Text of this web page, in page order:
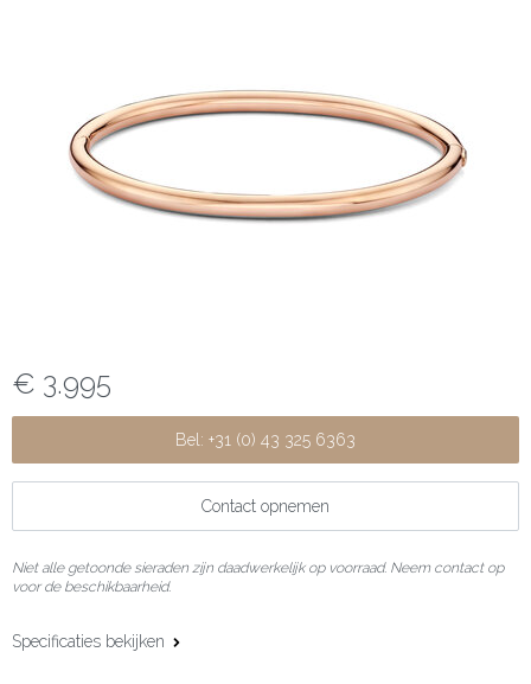
€ 3.995
Bel: +31 (0) 43 325 6363
Contact opnemen
Niet alle getoonde sieraden zijn daadwerkelijk op voorraad. Neem contact op
voor de beschikbaarheid.
Specificaties bekijken